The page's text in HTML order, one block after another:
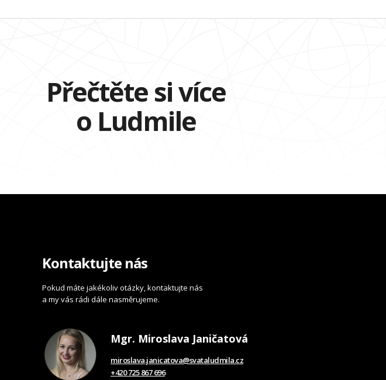
Přečtěte si více
o Ludmile
Kontaktujte nás
Pokud máte jakékoliv otázky, kontaktujte nás
a my vás rádi dále nasměrujeme.
Mgr. Miroslava Janičatová
miroslava.janicatova@svataludmila.cz
+420 725 867 696